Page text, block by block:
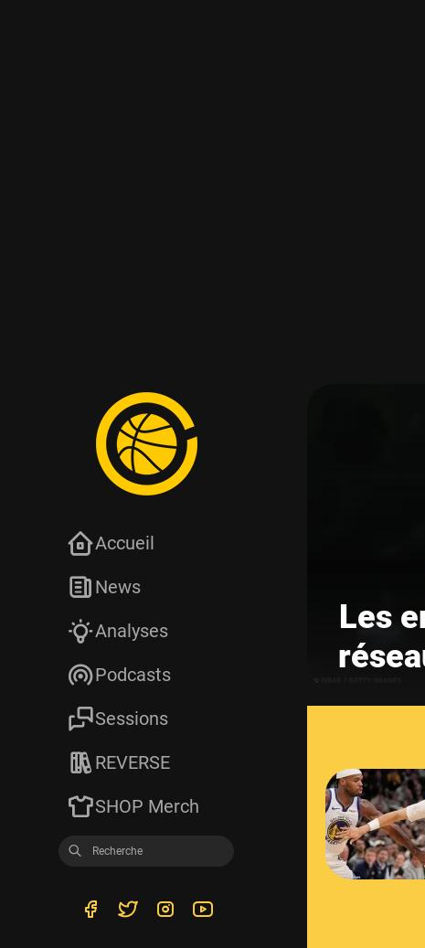
Les
Accueil
News
Analyses
Podcasts
Sessions
REVERSE
SHOP Merch